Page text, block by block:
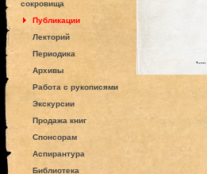
сокровища
Публикации
Лекторий
Периодика
Архивы
Работа с рукописями
Экскурсии
Продажа книг
Спонсорам
Аспирантура
Библиотека